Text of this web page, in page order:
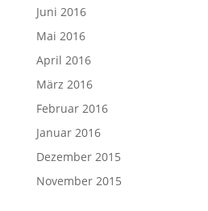
Juni 2016
Mai 2016
April 2016
März 2016
Februar 2016
Januar 2016
Dezember 2015
November 2015